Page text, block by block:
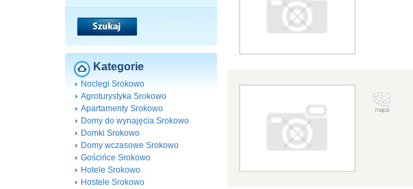
Kategorie
Noclegi Srokowo
Agroturystyka Srokowo
Apartamenty Srokowo
Domy do wynajęcia Srokowo
Domki Srokowo
Domy wczasowe Srokowo
Gościńce Srokowo
Hotele Srokowo
Hostele Srokowo